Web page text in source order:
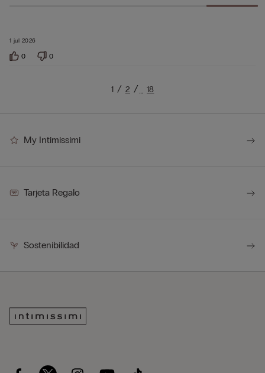
1 jul 2026
0 0
1 2 … 18
My Intimissimi
Tarjeta Regalo
Sostenibilidad